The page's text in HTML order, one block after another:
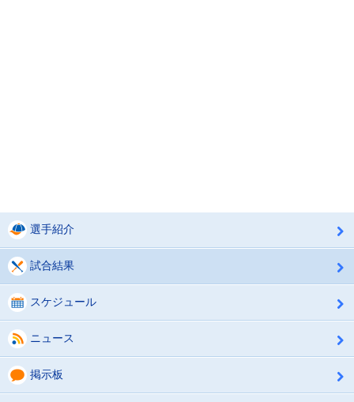
選手紹介
試合結果
スケジュール
ニュース
掲示板